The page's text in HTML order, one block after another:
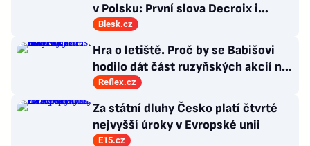
v Polsku: První slova Decroix i
Havránkové!
Blesk.cz
Hra o letiště. Proč by se Babišovi
hodilo dát část ruzyňských akcií na
burzu?
Reflex.cz
Za státní dluhy Česko platí čtvrté
nejvyšší úroky v Evropské unii
E15.cz